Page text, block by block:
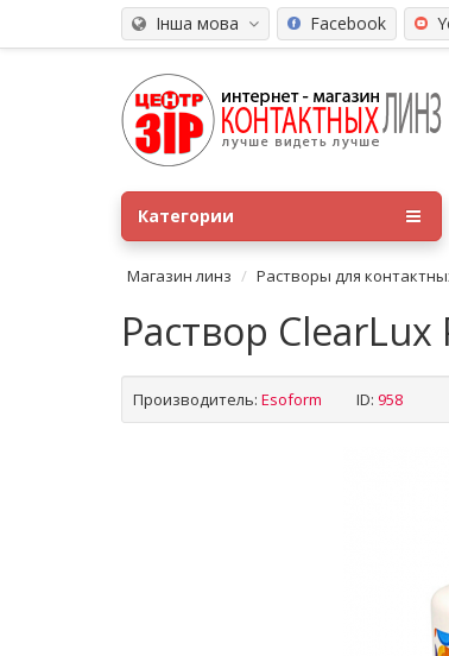
Інша мова Facebook
Категории
Магазин линз Растворы для
Раствор
Производитель: Esoform ID: 958